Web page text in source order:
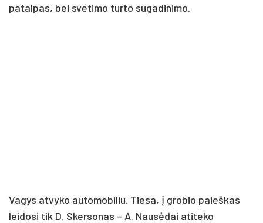
patalpas, bei svetimo turto sugadinimo.
Vagys atvyko automobiliu. Tiesa, į grobio paieškas
leidosi tik D. Skersonas – A. Nausėdai atiteko